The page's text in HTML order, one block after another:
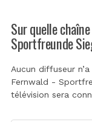
Sur quelle
Sportfreunde
Aucun diffuseur
Fernwald -
télévision sera